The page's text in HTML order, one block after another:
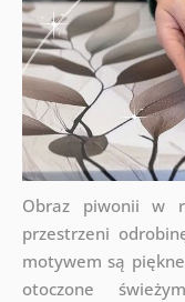
Obraz piwonii w
przestrzeni
motywem są
otoczone